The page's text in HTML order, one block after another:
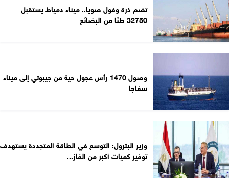
تضم ذرة وفول صويا.. ميناء دمياط يستقبل
32750 طنًا من البضائع
وصول 1470 رأس عجول حية من جيبوتي إلى ميناء
سفاجا
وزير البترول: التوسع في الطاقة المتجددة يستهدف
توفير كميات أكبر من الغاز...